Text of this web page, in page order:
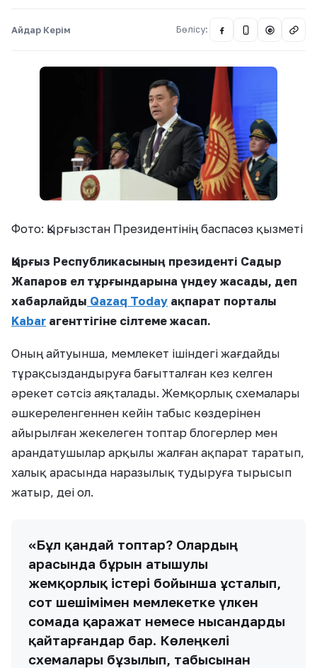
Айдар Керім Бөлісу: @
Фото: Қырғызстан Президентінің баспасөз қызметі
Қырғыз Республикасының президенті Садыр
Жапаров ел тұрғындарына үндеу жасады, деп
хабарлайды Qazaq Today ақпарат порталы
Kabar агенттігіне сілтеме жасап.
Оның айтуынша, мемлекет ішіндегі жағдайды
тұрақсыздандыруға бағытталған кез келген
әрекет сәтсіз аяқталады. Жемқорлық схемалары
әшкереленгеннен кейін табыс көздерінен
айырылған жекелеген топтар блогерлер мен
арандатушылар арқылы жалған ақпарат таратып,
халық арасында наразылық тудыруға тырысып
жатыр, деі ол.
«Бұл қандай топтар? Олардың
арасында бұрын атышулы
жемқорлық істері бойынша ұсталып,
сот шешімімен мемлекетке үлкен
сомада қаражат немесе нысандарды
қайтарғандар бар. Көлеңкелі
схемалары бұзылып, табысынан